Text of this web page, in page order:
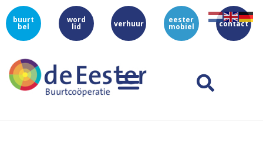
buurt
bel
word
lid verhuur eester
mobiel contact